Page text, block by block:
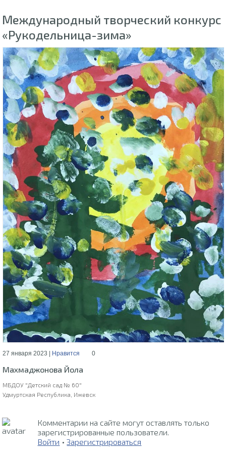
Международный творческий конкурс
«Рукодельница-зима»
27 января 2023 | Нравится 0
Махмаджонова Йола
МБДОУ "Детский сад № 60"
Удмуртская Республика, Ижевск
Комментарии на сайте могут оставлять только
зарегистрированные пользователи.
Войти •Зарегистрироваться